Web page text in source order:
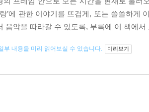
랑’에 관한 이야기를 뜨겁게, 또는 쓸쓸하게
음악을 따라갈 수 있도록, 부록에 이 책에
부 내용을 미리 읽어보실 수 있습니다. 미리보기